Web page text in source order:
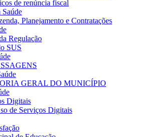
de renúncia fiscal
Saúde
Planejamento e Contratações
Regulação
SUS
GERAL DO MUNICÍPIO
Digitais
de Serviços Digitais